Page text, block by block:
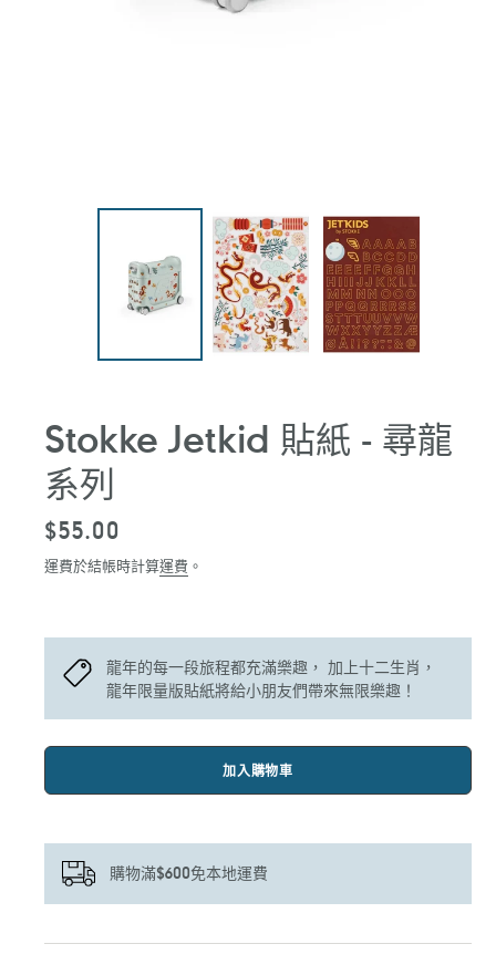
Stokke Jetkid 貼紙 - 尋龍
系列
定
價
$55.00
運費於結帳時計算運費 。
龍年的每一段旅程都充滿樂趣， 加上十二生肖，
龍年限量版貼紙將給小朋友們帶來無限樂趣！
加入購物車
購物滿$600免本地運費
正